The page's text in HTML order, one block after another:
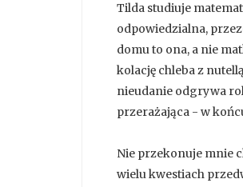
Tilda studiuje
odpowiedzialna,
domu to ona, a nie
kolację chleba z
nieudanie odgrywa
przerażająca - w
Nie przekonuje mnie
wielu kwestiach